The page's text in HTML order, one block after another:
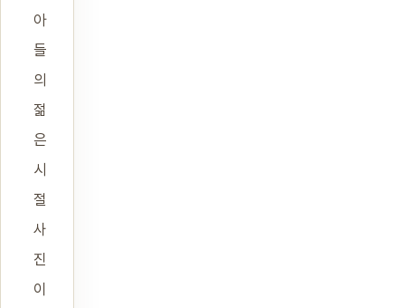
아
들
의
젊
은
시
절
사
진
이